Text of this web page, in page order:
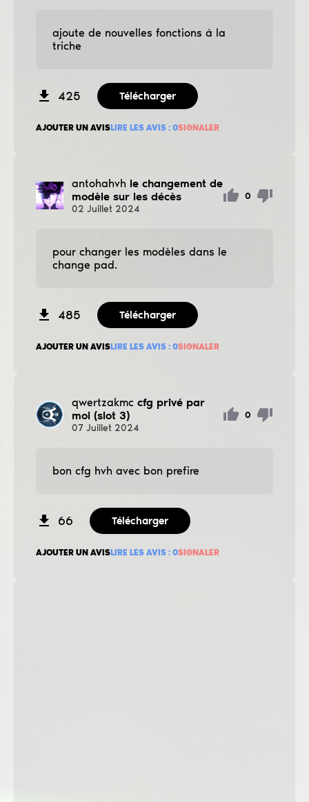
ajoute de nouvelles fonctions à la
triche
425 Télécharger
AJOUTER UN AVISLIRE LES AVIS : 0SIGNALER
antohahvh le changement de
modèle sur les décès
02 Juillet 2024
0
pour changer les modèles dans le
change pad.
485 Télécharger
AJOUTER UN AVISLIRE LES AVIS : 0SIGNALER
qwertzakmc cfg privé par
moi (slot 3)
07 Juillet 2024
0
bon cfg hvh avec bon prefire
66 Télécharger
AJOUTER UN AVISLIRE LES AVIS : 0SIGNALER